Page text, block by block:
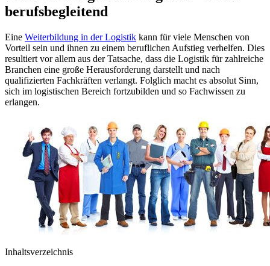
berufsbegleitend
Eine Weiterbildung in der Logistik kann für viele Menschen von
Vorteil sein und ihnen zu einem beruflichen Aufstieg verhelfen. Dies
resultiert vor allem aus der Tatsache, dass die Logistik für zahlreiche
Branchen eine große Herausforderung darstellt und nach
qualifizierten Fachkräften verlangt. Folglich macht es absolut Sinn,
sich im logistischen Bereich fortzubilden und so Fachwissen zu
erlangen.
Inhaltsverzeichnis